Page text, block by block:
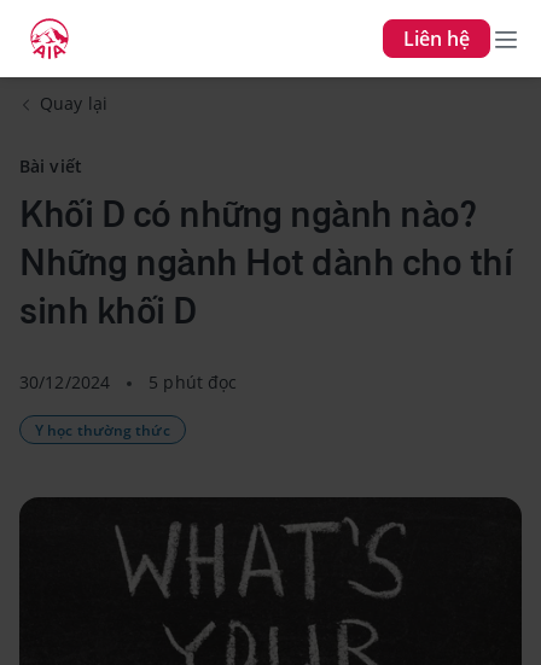
Liên hệ
Quay lại
Bài viết
Khối D có những ngành nào?
Những ngành Hot dành cho thí
sinh khối D
30/12/2024 5 phút đọc
Y học thường thức